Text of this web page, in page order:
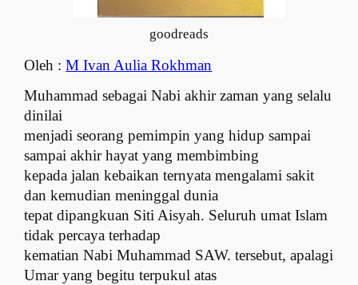
goodreads
Oleh :M Ivan Aulia Rokhman
Muhammad sebagai Nabi akhir zaman yang selalu
dinilai
menjadi seorang pemimpin yang hidup sampai
sampai akhir hayat yang membimbing
kepada jalan kebaikan ternyata mengalami sakit
dan kemudian meninggal dunia
tepat dipangkuan Siti Aisyah. Seluruh umat Islam
tidak percaya terhadap
kematian Nabi Muhammad SAW. tersebut, apalagi
Umar yang begitu terpukul atas